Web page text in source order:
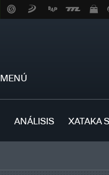
MENÚ
ANÁLISIS XATAKA